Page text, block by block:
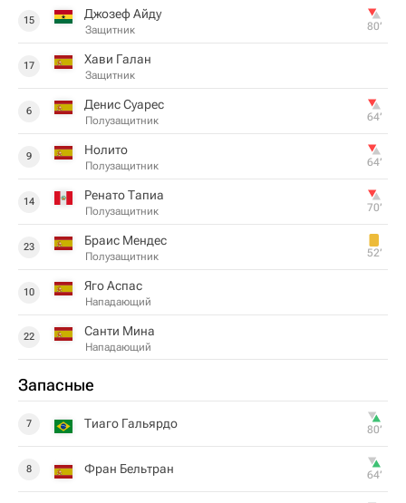
15 Джозеф Айду
Защитник 80‎’‎
17 Хави Галан
Защитник
6 Денис Суарес
Полузащитник 64‎’‎
9 Hoлитo
Полузащитник 64‎’‎
14 Ренато Тапиа
Полузащитник 70‎’‎
23 Браис Мендес
Полузащитник 52‎’‎
10 Яго Аспас
Нападающий
22 Санти Мина
Нападающий
Запасные
7 Тиаго Гальярдо 80‎’‎
8 Фран Бельтран 64‎’‎